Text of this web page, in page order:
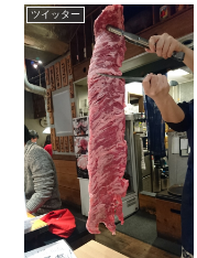
ツイッター